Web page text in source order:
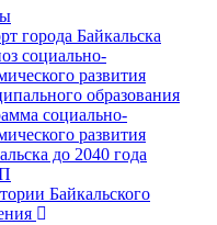
города Байкальска
социально-
развития
образования
социально-
развития
до 2040 года
Байкальского